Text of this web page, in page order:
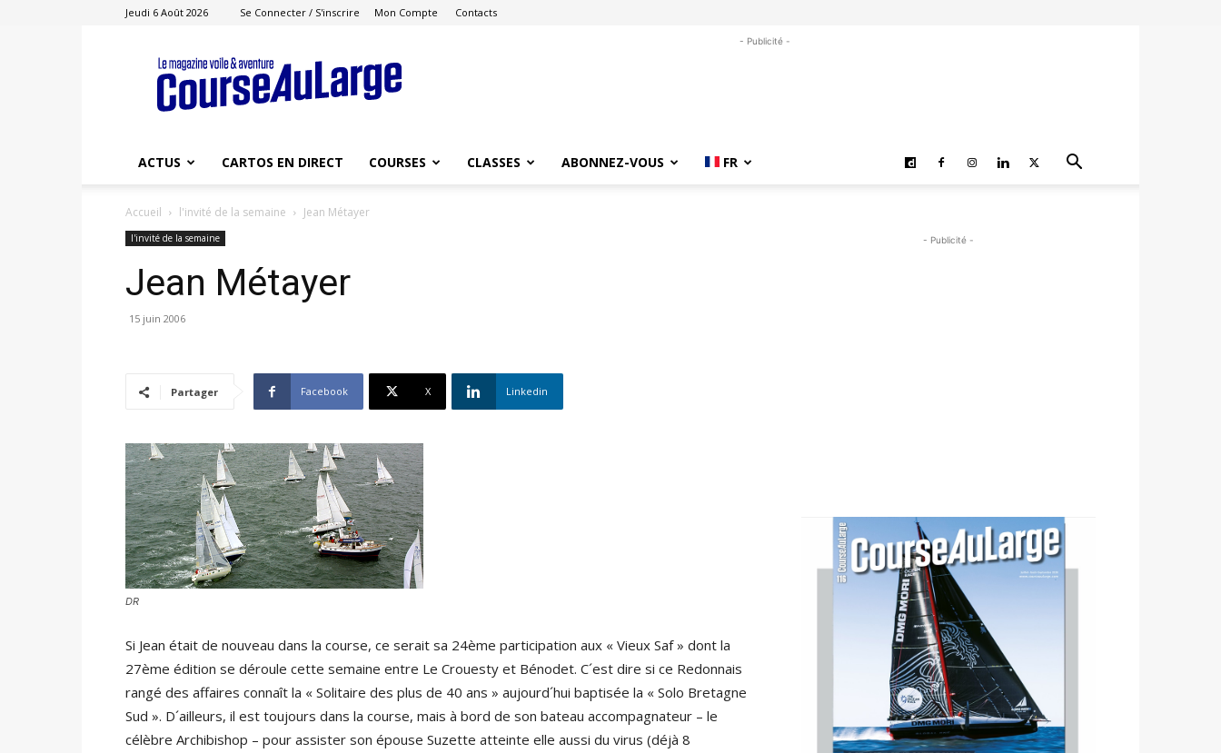
Jeudi 6 Août 2026 Se Connecter / S'inscrire Mon Compte Contacts
Course
au
Large
- Publicité -
ACTUS CARTOS EN DIRECT COURSES CLASSES ABONNEZ-VOUS FR
Accueil l'invité de la semaine Jean Métayer
l'invité de la semaine
Jean Métayer
15 juin 2006
Partager Facebook X Linkedin
DR
Si Jean était de nouveau dans la course, ce serait sa 24ème participation aux « Vieux Saf » dont la
27ème édition se déroule cette semaine entre Le Crouesty et Bénodet. C´est dire si ce Redonnais
rangé des affaires connaît la « Solitaire des plus de 40 ans » aujourd´hui baptisée la « Solo Bretagne
Sud ». D´ailleurs, il est toujours dans la course, mais à bord de son bateau accompagnateur – le
célèbre Archibishop – pour assister son épouse Suzette atteinte elle aussi du virus (déjà 8
- Publicité -